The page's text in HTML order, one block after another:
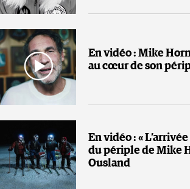
En vidéo : Mike
au cœur de son
En vidéo : «
du périple de Mike
Ousland